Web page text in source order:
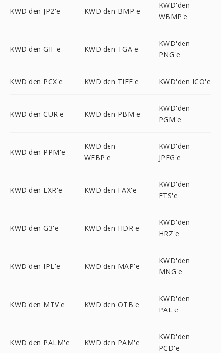
KWD'den JP2'e KWD'den BMP'e
KWD'den
WBMP'e
KWD'den GIF'e KWD'den TGA'e
KWD'den
PNG'e
KWD'den PCX'e KWD'den TIFF'e KWD'den ICO'e
KWD'den CUR'e KWD'den PBM'e
KWD'den
PGM'e
KWD'den PPM'e
KWD'den
WEBP'e
KWD'den
JPEG'e
KWD'den EXR'e KWD'den FAX'e
KWD'den
FTS'e
KWD'den G3'e KWD'den HDR'e
KWD'den
HRZ'e
KWD'den IPL'e KWD'den MAP'e
KWD'den
MNG'e
KWD'den MTV'e KWD'den OTB'e
KWD'den
PAL'e
KWD'den PALM'e KWD'den PAM'e
KWD'den
PCD'e